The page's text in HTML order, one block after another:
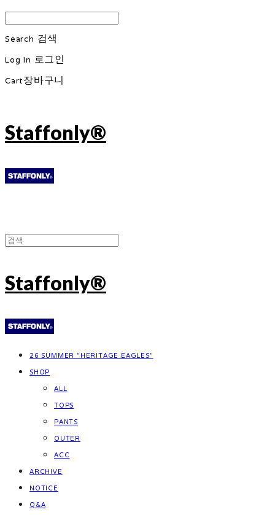
Search 검색
Log In 로그인
Cart장바구니
Staffonly®
Staffonly®
26 SUMMER "HERITAGE EAGLES"
SHOP
ALL
TOPS
PANTS
OUTER
ACC
ARCHIVE
NOTICE
Q&A